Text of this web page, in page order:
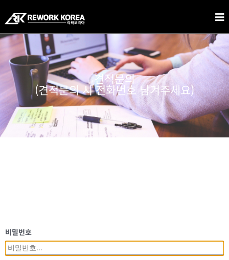
견적문의
(견적문의 시 전화번호 남겨주세요)
비밀번호